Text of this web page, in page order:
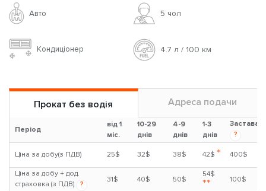
Авто 5 чoл
Кондиціонер 4.7 л / 100 км
Прокат без водія Адреса подачи
Період
від 1
міс.
10-29
днів
4-9
днів
1-3
днів
Застава
?
Ціна за добу(з ПДВ) 25$ 32$ 38$ 42$ * 400$
Ціна за добу + дод.
страховка (з ПДВ)
?
31$ 40$ 50$
54$
** 100$